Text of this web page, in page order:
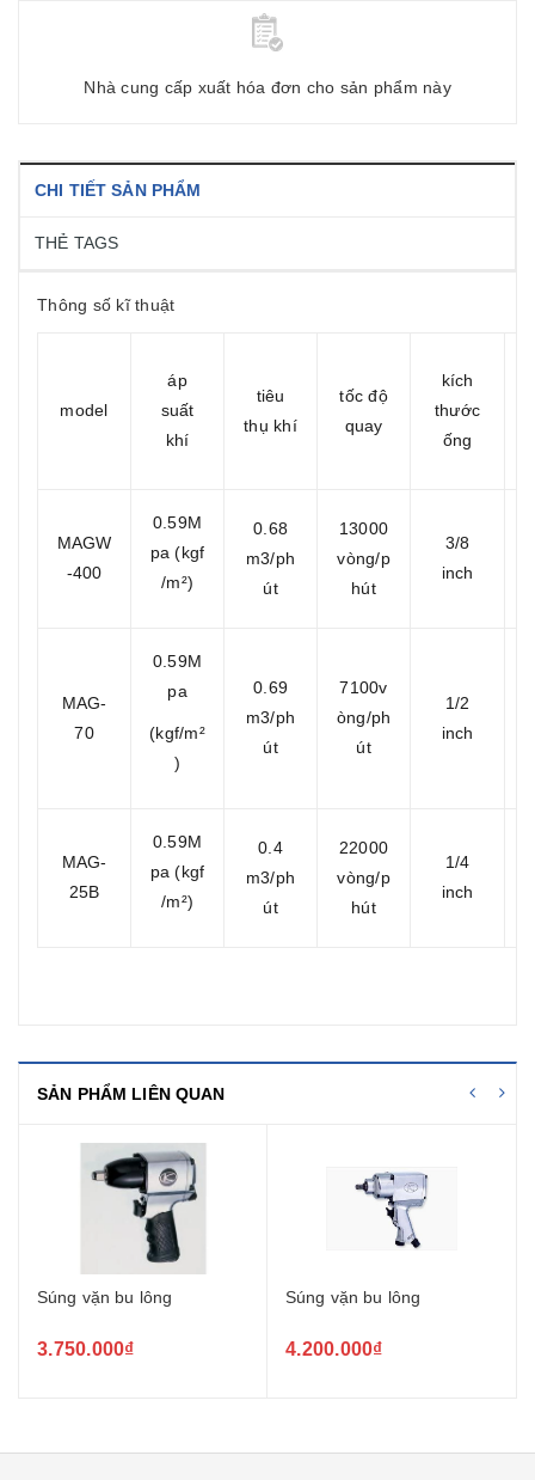
Nhà cung cấp xuất hóa đơn cho sản phẩm này
CHI TIẾT SẢN PHẨM
THẺ TAGS
Thông số kĩ thuật
model
áp
suất
khí
tiêu
thụ khí
tốc độ
quay
kích
thước
ống
MAGW
-400
0.59M
pa (kgf
/m²)
0.68
m3/ph
út
13000
vòng/p
hút
3/8
inch
MAG-
70
0.59M
pa
(kgf/m²
)
0.69
m3/ph
út
7100v
òng/ph
út
1/2
inch
MAG-
25B
0.59M
pa (kgf
/m²)
0.4
m3/ph
út
22000
vòng/p
hút
1/4
inch
SẢN PHẨM LIÊN QUAN
Súng vặn bu lông
3.750.000₫
Súng vặn bu lông
4.200.000₫